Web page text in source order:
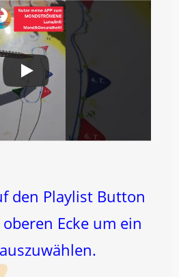
den Playlist Button
Ecke um ein